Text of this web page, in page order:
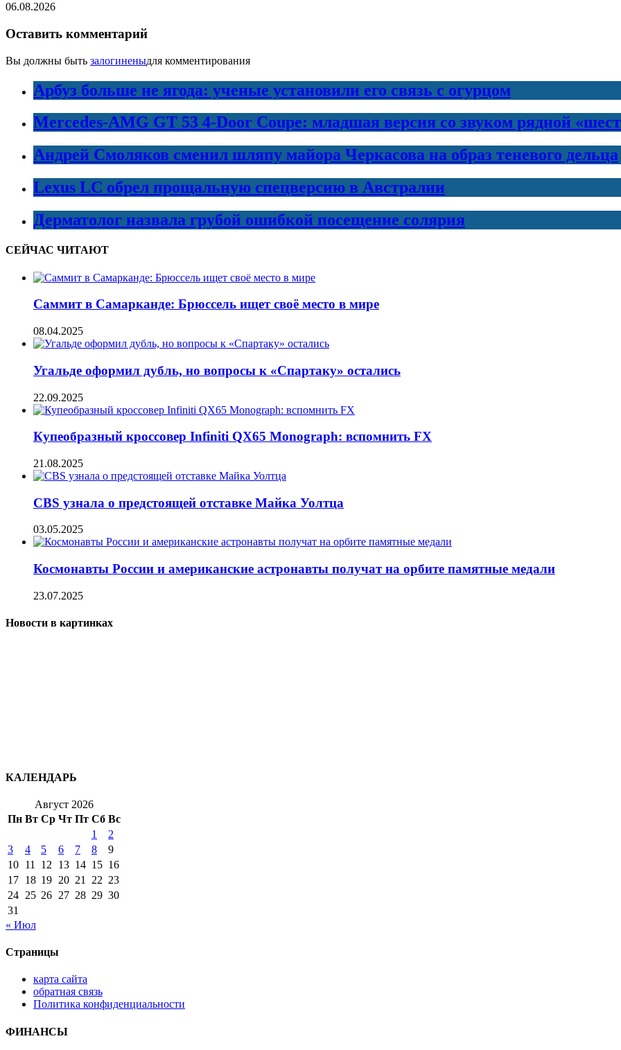
06.08.2026
Оставить комментарий
Вы должны быть залогиненыдля комментирования
Арбуз больше не ягода: ученые установили его связь с огурцом
Mercedes-AMG GT 53 4-Door Coupe: младшая версия со звуком рядной
Андрей Смоляков сменил шляпу майора Черкасова на образ теневого дельца
Lexus LC обрел прощальную спецверсию в Австралии
Дерматолог назвала грубой ошибкой посещение солярия
СЕЙЧАС ЧИТАЮТ
Саммит в Самарканде: Брюссель ищет своё место в мире
08.04.2025
Угальде оформил дубль, но вопросы к «Спартаку» остались
22.09.2025
Купеобразный кроссовер Infiniti QX65 Monograph: вспомнить FX
21.08.2025
CBS узнала о предстоящей отставке Майка Уолтца
03.05.2025
Космонавты России и американские астронавты получат на орбите памятные медали
23.07.2025
Новости в картинках
КАЛЕНДАРЬ
Август 2026
Пн Вт Ср Чт Пт Сб Вс
1
2
3
4 5 6 7 8
9
10 11 12 13 14 15 16
17 18 19 20 21 22 23
24 25 26 27 28 29 30
31
« Июл
Страницы
карта сайта
обратная связь
Политика конфиденциальности
ФИНАНСЫ